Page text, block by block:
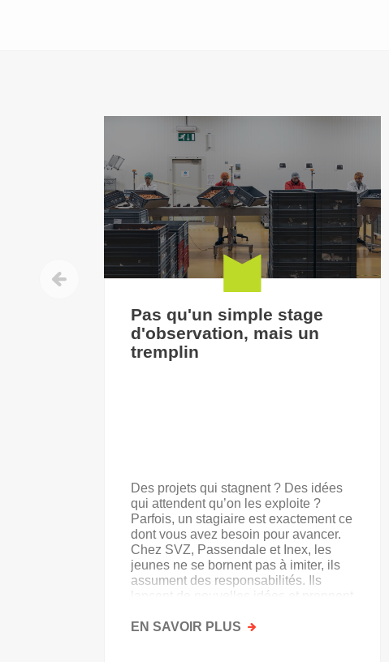
Pas qu'un simple stage
d'observation, mais un
tremplin
Des projets qui stagnent ? Des idées
qui attendent qu’on les exploite ?
Parfois, un stagiaire est exactement ce
dont vous avez besoin pour avancer.
Chez SVZ, Passendale et Inex, les
jeunes ne se bornent pas à imiter, ils
assument des responsabilités. Ils
lancent de nouvelles idées et prennent
EN SAVOIR PLUS SUR